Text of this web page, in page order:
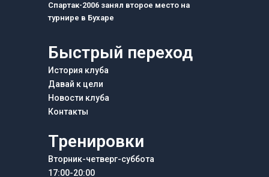
Спартак-2006 занял второе место на
турнире в Бухаре
Быстрый переход
История клуба
Давай к цели
Новости клуба
Контакты
Тренировки
Вторник-четверг-суббота
17:00-20:00